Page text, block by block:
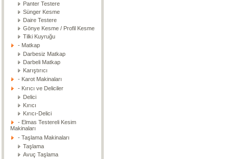
Panter Testere
Sünger Kesme
Daire Testere
Gönye Kesme / Profil Kesme
Tilki Kuyruğu
- Matkap
Darbesiz Matkap
Darbeli Matkap
Karıştırıcı
- Karot Makinaları
- Kırıcı ve Deliciler
Delici
Kırıcı
Kırıcı-Delici
- Elmas Testereli Kesim
Makinaları
- Taşlama Makinaları
Taşlama
Avuç Taşlama